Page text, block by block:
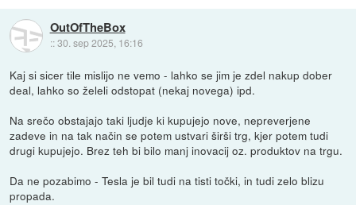
OutOfTheBox
::30. sep 2025, 16:16
Kaj si sicer tile mislijo ne vemo - lahko se jim je zdel nakup dober
deal, lahko so želeli odstopat (nekaj novega) ipd.
Na srečo obstajajo taki ljudje ki kupujejo nove, nepreverjene
zadeve in na tak način se potem ustvari širši trg, kjer potem tudi
drugi kupujejo. Brez teh bi bilo manj inovacij oz. produktov na trgu.
Da ne pozabimo - Tesla je bil tudi na tisti točki, in tudi zelo blizu
propada.